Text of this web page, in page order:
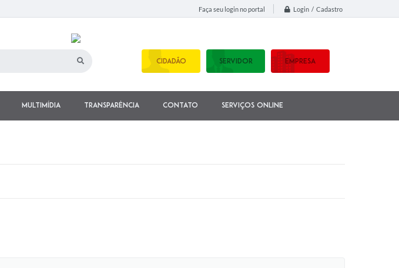
Faça seu login no portal Login / Cadastro
CIDADÃO SERVIDOR EMPRESA
Multimídia Transparência Contato Serviços Online